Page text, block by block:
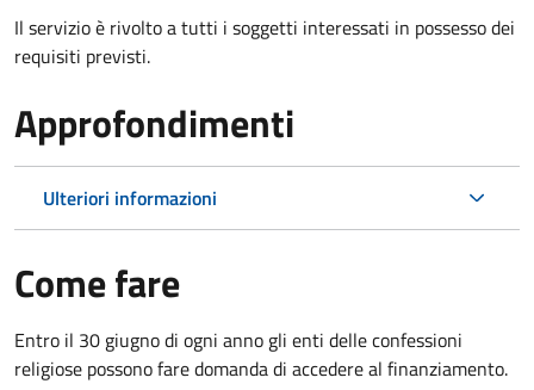
Il servizio è rivolto a tutti i soggetti interessati in possesso dei
requisiti previsti.
Approfondimenti
Ulteriori informazioni
Come fare
Entro il 30 giugno di ogni anno gli enti delle confessioni
religiose possono fare domanda di accedere al finanziamento.